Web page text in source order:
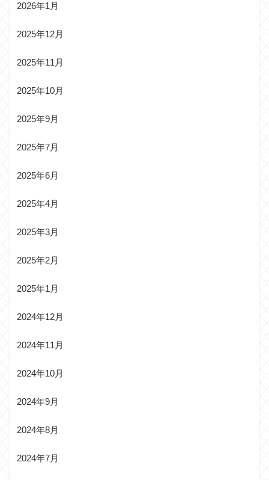
2026年1月
2025年12月
2025年11月
2025年10月
2025年9月
2025年7月
2025年6月
2025年4月
2025年3月
2025年2月
2025年1月
2024年12月
2024年11月
2024年10月
2024年9月
2024年8月
2024年7月